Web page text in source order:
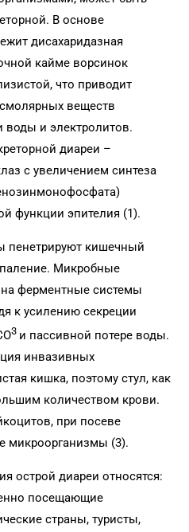
В основе
дисахаридазная
кайме ворсинок
что приводит
веществ
воды и электролитов.
диареи –
с увеличением синтеза
функции эпителия (1).
пенетрируют кишечный
Микробные
ферментные системы
к усилению секреции
3 и пассивной потере воды.
инвазивных
кишка, поэтому стул, как
количеством крови.
при посеве
микроорганизмы (3).
острой диареи относятся:
посещающие
страны, туристы,